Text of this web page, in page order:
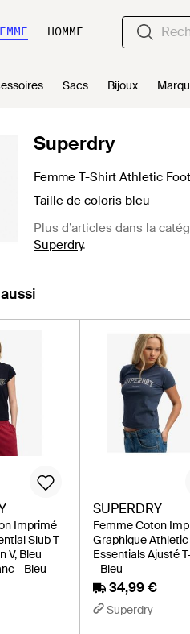
HOMME
Sacs Bijoux
Superdry
Femme T-Shirt Athletic
Taille de coloris bleu
Plus d’articles dans la
Superdry.
Imprimé
Slub T
V, Bleu
- Bleu
SUPERDRY
Femme Coton
Graphique Athletic
Essentials Ajusté
- Bleu
34,99 €
Superdry